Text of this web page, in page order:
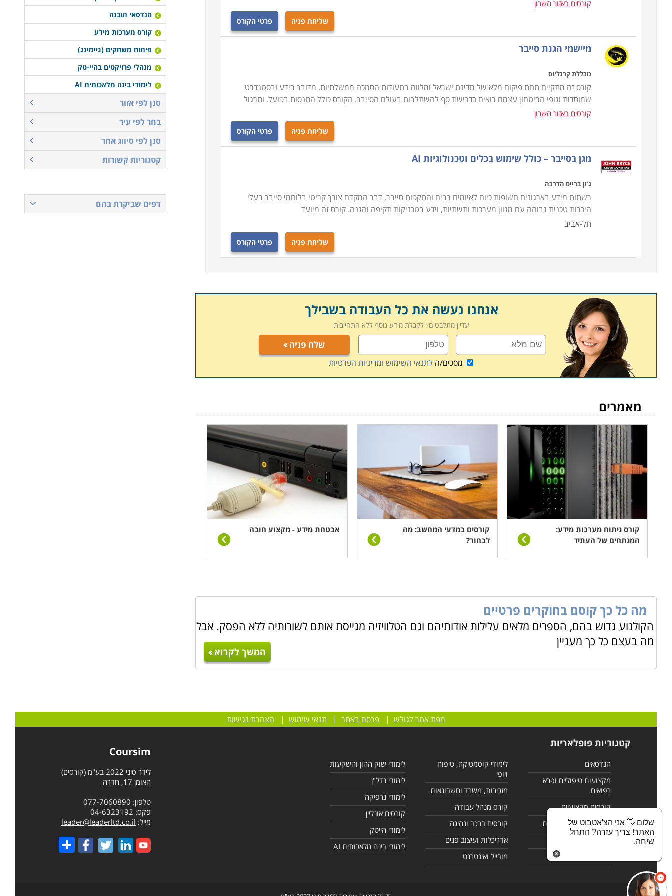
קורסים באזור השרון
שליחת פניה פרטי הקורס
מיישמי הגנת סייבר
מכללת קרנליוס
קורס זה מתקיים תחת פיקוח מלא של מדינת ישראל ומלווה בתעודות הסמכה ממשלתיות. מדובר בידע ובסטנדרט
שמוסדות וגופי הביטחון עצמם רואים כדרישת סף להשתלבות בעולם הסייבר. הקורס כולל התנסות בפועל, ותרגול
קורסים באזור השרון
שליחת פניה פרטי הקורס
מגן בסייבר – כולל שימוש בכלים וטכנולוגיות AI
ג'ון ברייס הדרכה
רשתות מידע בארגונים חשופות כיום לאיומים רבים והתקפות סייבר, דבר המקדם צורך קריטי בלוחמי סייבר בעלי
היכרות טכנית גבוהה עם מגוון מערכות ותשתיות, וידע בטכניקות תקיפה והגנה. קורס זה מיועד
תל-אביב
שליחת פניה פרטי הקורס
אנחנו נעשה את כל העבודה בשבילך
עדיין מתלבטים? לקבלת מידע נוסף ללא התחייבות
שלח פניה
מסכים/הלתנאי השימוש ומדיניות הפרטיות
מאמרים
קורס ניתוח מערכות מידע:
המנתחים של העתיד
קורסים במדעי המחשב: מה
לבחור?
אבטחת מידע - מקצוע חובה
מה כל כך קוסם בחוקרים פרטיים
הקולנוע גדוש בהם, הספרים מלאים עלילות אודותיהם וגם הטלוויזיה מגייסת אותם לשורותיה ללא הפסק. אבל
מה בעצם כל כך מעניין
המשך לקרוא
הנדסאי תוכנה
קורס מערכות מידע
פיתוח משחקים (גיימינג)
מנהלי פרויקטים בהיי-טק
לימודי בינה מלאכותית AI
סנן לפי אזור
בחר לפי עיר
סנן לפי סיווג אחר
קטגוריות קשורות
דפים שביקרת בהם
מפת אתר לגולש |פרסם באתר | תנאי שימוש | הצהרת נגישות
קטגוריות פופלאריות
הנדסאים
מקצועות טיפוליים ופרא
רפואים
קורסים מקצועיים
לימודי מחשבים ורשתות
לימודי קוסמטיקה, טיפוח
ויופי
מזכירות, משרד וחשבונאות
קורס מנהל עבודה
קורסים ברכב ונהיגה
אדריכלות ועיצוב פנים
מובייל ואינטרנט
לימודי שוק ההון והשקעות
לימודי נדל"ן
לימודי גרפיקה
קורסים אונליין
לימודי הייטק
לימודי בינה מלאכותית AI
Coursim
לידר סיני 2022 בע"מ (קורסים)
האומן 17, חדרה
טלפון: 077-7060890
פקס: 04-6323192
מייל: leader@leaderltd.co.il
Share
שלום 👋 אני הצ'אטבוט של
האתר! צריך עזרה? התחל
שיחה.